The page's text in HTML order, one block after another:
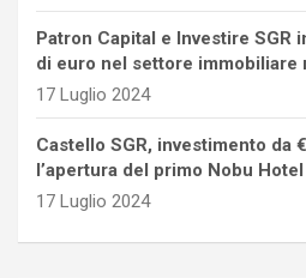
Patron Capital e Investire SGR
di euro nel settore immobiliare
17 Luglio 2024
Castello SGR, investimento da
l’apertura del primo Nobu
17 Luglio 2024